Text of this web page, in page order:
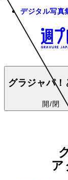
デジタル写真
グラジャパ！
開/閉